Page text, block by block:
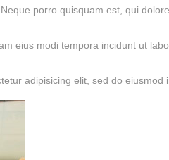
porro quisquam est, qui
eius modi tempora incidunt ut
adipisicing elit, sed do eiusmod